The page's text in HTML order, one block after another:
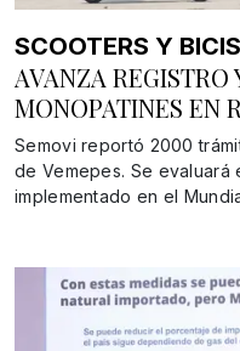
SCOOTERS Y
AVANZA
MONOPATINES EN
Semovi reportó 2000
de Vemepes. Se
implementado en el